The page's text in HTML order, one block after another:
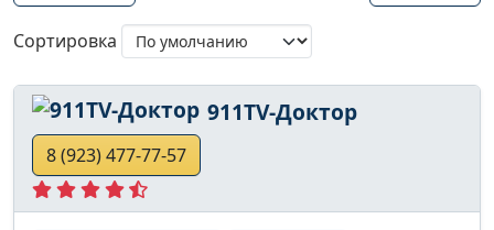
Сортировка
911TV-Доктор
8 (923) 477-77-57